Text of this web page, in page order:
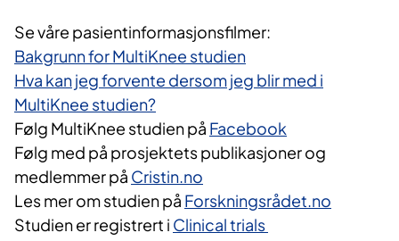
Se våre pasientinformasjonsfilmer:
Bakgrunn for MultiKnee studien
Hva kan jeg forvente dersom jeg blir med i
MultiKnee studien?
Følg MultiKnee studien på Facebook
Følg med på prosjektets publikasjoner og
medlemmer på Cristin.no
Les mer om studien på Forskningsrådet.no
Studien er registrert i Clinical trials